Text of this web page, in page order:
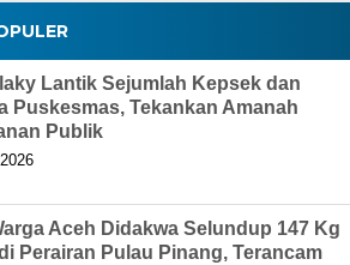
Lantik Sejumlah Kepsek dan
Puskesmas, Tekankan Amanah
Publik
Aceh Didakwa Selundup 147 Kg
Perairan Pulau Pinang, Terancam